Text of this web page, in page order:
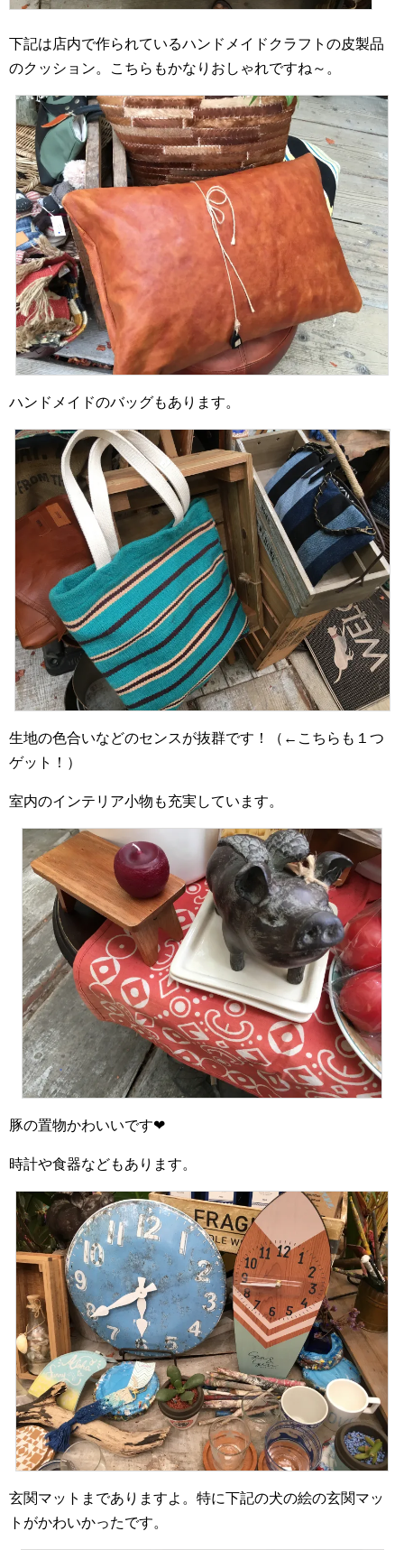
下記は店内で作られているハンドメイドクラフトの皮製品
のクッション。こちらもかなりおしゃれですね～。
ハンドメイドのバッグもあります。
生地の色合いなどのセンスが抜群です！（←こちらも１つ
ゲット！）
室内のインテリア小物も充実しています。
豚の置物かわいいです❤
時計や食器などもあります。
玄関マットまでありますよ。特に下記の犬の絵の玄関マッ
トがかわいかったです。